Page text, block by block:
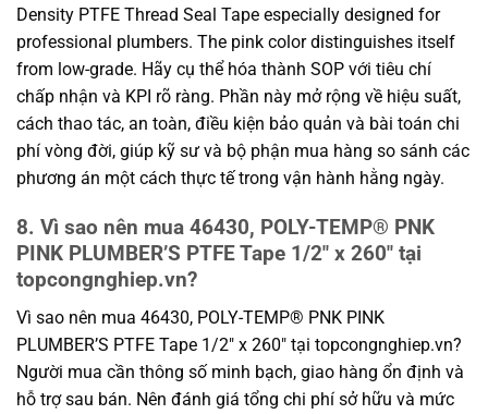
Density PTFE Thread Seal Tape especially designed for
professional plumbers. The pink color distinguishes itself
from low-grade. Hãy cụ thể hóa thành SOP với tiêu chí
chấp nhận và KPI rõ ràng. Phần này mở rộng về hiệu suất,
cách thao tác, an toàn, điều kiện bảo quản và bài toán chi
phí vòng đời, giúp kỹ sư và bộ phận mua hàng so sánh các
phương án một cách thực tế trong vận hành hằng ngày.
8. Vì sao nên mua 46430, POLY-TEMP® PNK
PINK PLUMBER’S PTFE Tape 1/2″ x 260″ tại
topcongnghiep.vn?
Vì sao nên mua 46430, POLY-TEMP® PNK PINK
PLUMBER’S PTFE Tape 1/2″ x 260″ tại topcongnghiep.vn?
Người mua cần thông số minh bạch, giao hàng ổn định và
hỗ trợ sau bán. Nên đánh giá tổng chi phí sở hữu và mức